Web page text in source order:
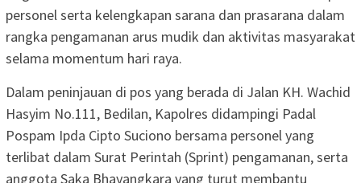
personel serta kelengkapan sarana dan prasarana dalam
rangka pengamanan arus mudik dan aktivitas masyarakat
selama momentum hari raya.
Dalam peninjauan di pos yang berada di Jalan KH. Wachid
Hasyim No.111, Bedilan, Kapolres didampingi Padal
Pospam Ipda Cipto Suciono bersama personel yang
terlibat dalam Surat Perintah (Sprint) pengamanan, serta
anggota Saka Bhayangkara yang turut membantu